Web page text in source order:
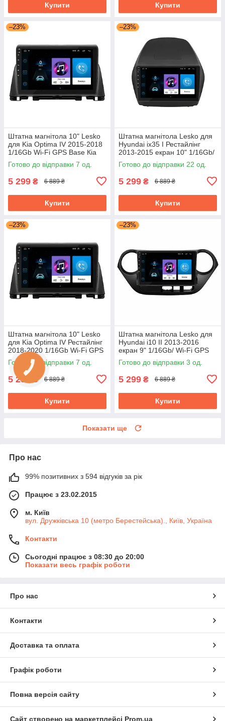
Купити Купити
–23%
Штатна магнітола 10" Lesko
для Kia Optima IV 2015-2018
1/16Gb Wi-Fi GPS Base Кіа
Готово до відправки 7 од.
5 299 ₴ 6 889 ₴
Купити
–23%
Штатна магнітола Lesko для
Hyundai ix35 I Рестайлінг
2013-2015 екран 10" 1/16Gb/
Wi-Fi Base Хюндай
Готово до відправки 22 од.
5 299 ₴ 6 889 ₴
Купити
–23%
Штатна магнітола 10" Lesko
для Kia Optima IV Рестайлінг
2018-2020 1/16Gb Wi-Fi GPS
Base Кіа Оптима
Готово до відправки 7 од.
5 299 ₴ 6 889 ₴
Купити
–23%
Штатна магнітола Lesko для
Hyundai i10 II 2013-2016
екран 9" 1/16Gb/ Wi-Fi GPS
Base Хюндай
Готово до відправки 3 од.
5 299 ₴ 6 889 ₴
Купити
Показати ще
Про нас
99% позитивних з 594 відгуків за рік
Працює з 23.02.2015
м. Київ
вул. Дружківська 10 (метро Берестейська)., Київ, Україна
Контакти
Сьогодні працює з 08:30 до 20:00
Показати весь графік роботи
Про нас
Контакти
Доставка та оплата
Графік роботи
Повна версія сайту
Сайт створено на маркетплейсі Prom.ua